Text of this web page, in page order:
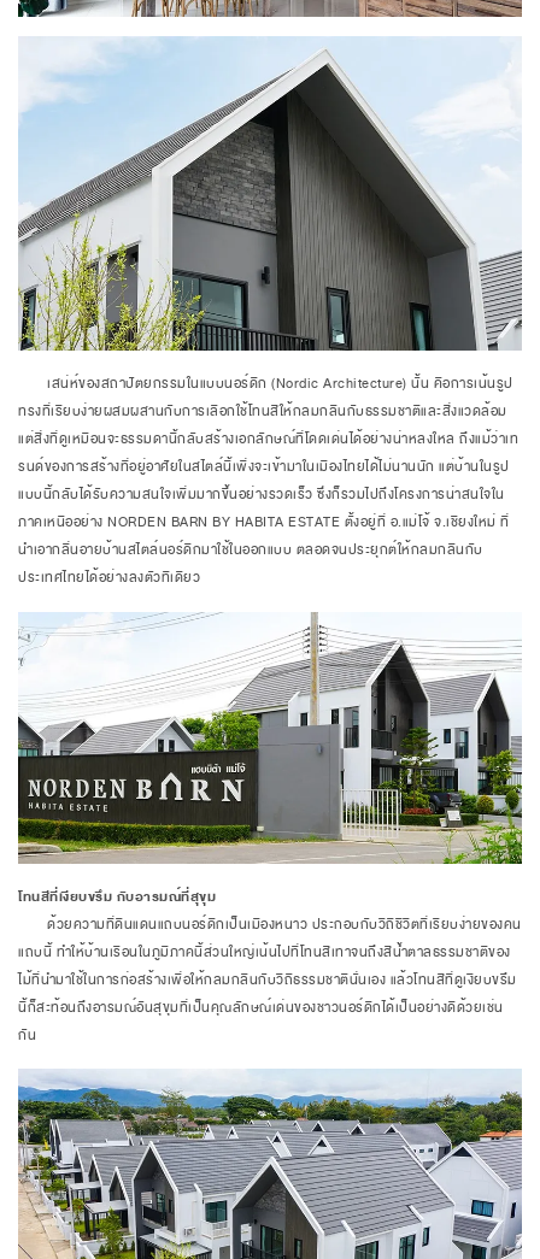
เสน่ห์ของสถาปัตยกรรมในแบบนอร์ดิก (Nordic Architecture) นั้น คือการเน้นรูป
ทรงที่เรียบง่ายผสมผสานกับการเลือกใช้โทนสีให้กลมกลืนกับธรรมชาติและสิ่งแวดล้อม
แต่สิ่งที่ดูเหมือนจะธรรมดานี้กลับสร้างเอกลักษณ์ที่โดดเด่นได้อย่างน่าหลงใหล ถึงแม้ว่าเท
รนด์ของการสร้างที่อยู่อาศัยในสไตล์นี้เพิ่งจะเข้ามาในเมืองไทยได้ไม่นานนัก แต่บ้านในรูป
แบบนี้กลับได้รับความสนใจเพิ่มมากขึ้นอย่างรวดเร็ว ซึ่งก็รวมไปถึงโครงการน่าสนใจใน
ภาคเหนืออย่าง NORDEN BARN BY HABITA ESTATE ตั้งอยู่ที่ อ.แม่โจ้ จ.เชียงใหม่ ที่
นำเอากลิ่นอายบ้านสไตล์นอร์ดิกมาใช้ในออกแบบ ตลอดจนประยุกต์ให้กลมกลืนกับ
ประเทศไทยได้อย่างลงตัวทีเดียว
โทนสีที่เงียบขรึม กับอารมณ์ที่สุขุม
ด้วยความที่ดินแดนแถบนอร์ดิกเป็นเมืองหนาว ประกอบกับวิถีชีวิตที่เรียบง่ายของคน
แถบนี้ ทำให้บ้านเรือนในภูมิภาคนี้ส่วนใหญ่เน้นไปที่โทนสีเทาจนถึงสีน้ำตาลธรรมชาติของ
ไม้ที่นำมาใช้ในการก่อสร้างเพื่อให้กลมกลืนกับวิถีธรรมชาตินั่นเอง แล้วโทนสีที่ดูเงียบขรึม
นี้ก็สะท้อนถึงอารมณ์อันสุขุมที่เป็นคุณลักษณ์เด่นของชาวนอร์ดิกได้เป็นอย่างดีด้วยเช่น
กัน